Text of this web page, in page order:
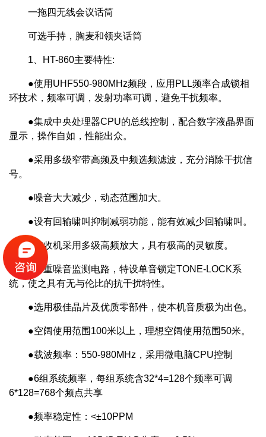
一拖四无线会议话筒
可选手持，胸麦和领夹话筒
1、HT-860主要特性:
●使用UHF550-980MHz频段，应用PLL频率合成锁相
环技术，频率可调，发射功率可调，避免干扰频率。
●集成中央处理器CPU的总线控制，配合数字液晶界面
显示，操作自如，性能出众。
●采用多级窄带高频及中频选频滤波，充分消除干扰信
号。
●噪音大大减少，动态范围加大。
●设有回输啸叫抑制减弱功能，能有效减少回输啸叫。
●接收机采用多级高频放大，具有极高的灵敏度。
●多重噪音监测电路，特设单音锁定TONE-LOCK系
统，使之具有无与伦比的抗干扰特性。
●选用极佳晶片及优质零部件，使本机音质极为出色。
●空阔使用范围100米以上，理想空阔使用范围50米。
●载波频率：550-980MHz，采用微电脑CPU控制
●6组系统频率，每组系统含32*4=128个频率可调
6*128=768个频点共享
●频率稳定性：<±10PPM